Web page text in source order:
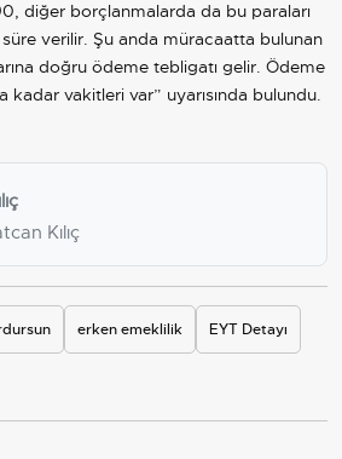
diğer borçlanmalarda da bu paraları
verilir. Şu anda müracaatta bulunan
doğru ödeme tebligatı gelir. Ödeme
kadar vakitleri var” uyarısında bulundu.
Kılıç
erken emeklilik EYT Detayı